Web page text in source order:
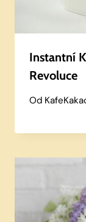
Instantní
Revoluce
Od